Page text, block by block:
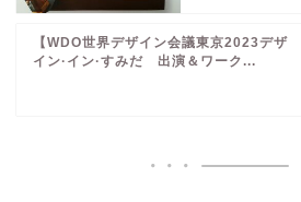
【WDO世界デザイン会議東京2023デザ
イン·イン·すみだ 出演＆ワーク...